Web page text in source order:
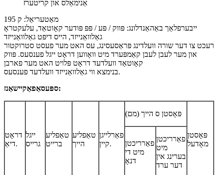
אַנימאַלס און קריטערז
מאַטעריאַל: ק 195
ייבערפלאַך באַהאַנדלונג: פּווק / פּע / פּפּ פּודער קאָוטאַד, עלעקטראָ
גאַלוואַנייזד, הייס דיפּט גאַלוואַנייזד
רעכט צו דער שורה וועלדינג פּראַסעסינג, עס האט מער פעסט סטרוקטור
און מער לעבן לעבן קאַמפּערד מיט וואָווען דראָט ייגל פענסעס. פּווק
קאָוטאַד וועלדעד דראָט פּלויט האט מער פארבן
בנימצא ווי גאַלוואַנייזד וועלדעד פענסעס.
ספּעסאַפאַקיישאַנז:
דראָט
דיאַ.
ייגל
גרייס
טאַפליע
ברייט
טאַפליע
הייך
פאַרלייגן
קיין.
פּאָסטן ס הייך (מם)
פּאָסטן
מאָדעל
פאַרריכטן
מיט די
דנאָ
פאַרריכטן
מיט
בערינג אין
דער ערד